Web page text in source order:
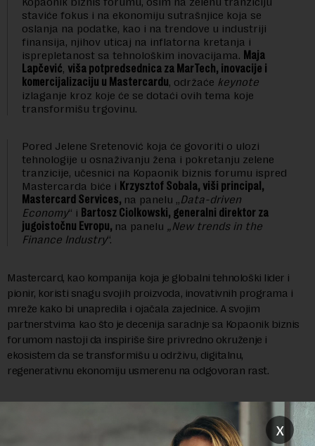
staviće fokus i na ekonomiju sutrašnjice koja se
oslanja na podatke, kao i na trendove u industriji
finansija, njihov uticaj na inflatorna kretanja i
isprepletanost sa tehnološkim inovacijama. Maja
Lapčević, viša potpredsednica za MarTech, inovacije i
komercijalizaciju u Mastercardu, održaće keynote
izlaganje kroz koje će se dotaći ovih tema koje
transformišu trgovinu.
Pored Jelene Sretenović koja će govoriti o ulozi
tehnologije u osnaživanju žena i pokretanju zelene
tranzicije, učesnici na Kopaonik biznis forumu ispred
Mastercarda biće i Krzysztof Sobala, viši principal,
Mastercard Services, na panelu „Data-driven
Economy“ i Bartosz Ciolkowski, generalni direktor za
jugoistočnu Evropu, na panelu „New trends in the
Finance Industry“.
Mastercard, kao kompanija koja je globalni tehnološki lider i
pionir, koristi snagu svojih proizvoda, inovativnih programa i
mreže kako bi unapredila i ojačala zajednice. A svojim
partnerstvima kao što je decenija saradnje sa Kopaonik biznis
forumom nastoji da inspiriše šire privredno okruženje i
ekosistem da se transformišu u održivu, digitalnu,
regenerativnu ekonomiju usmerenu na odgovoran rast.
Preuzimanje delova teksta je dozvoljeno, ali uz obavezno navođenje
izvora i uz postavljanje linka ka izvornom tekstu na novaekonomija.rs
x